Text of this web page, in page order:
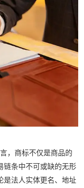
，商标不仅是商品的
链条中不可或缺的无形
法人实体更名、地址